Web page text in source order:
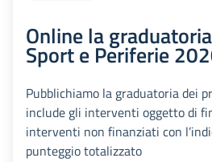
Online la
Sport e Periferie
Pubblichiamo la graduatoria dei
include gli interventi oggetto di
interventi non finanziati con
punteggio totalizzato